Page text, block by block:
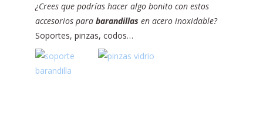
¿Crees que podrías hacer algo bonito con estos
accesorios para barandillas en acero inoxidable?
Soportes, pinzas, codos…